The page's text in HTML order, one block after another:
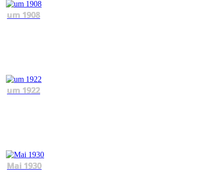
um 1908
um 1922
Mai 1930